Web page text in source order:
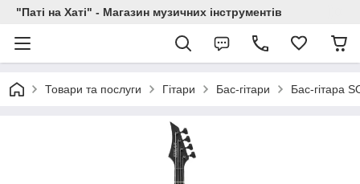
"Паті на Хаті" - Магазин музичних інструментів
Товари та послуги Гітари Бас-гітари Бас-гітара